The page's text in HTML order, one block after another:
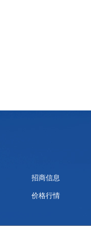
招商信息
价格行情